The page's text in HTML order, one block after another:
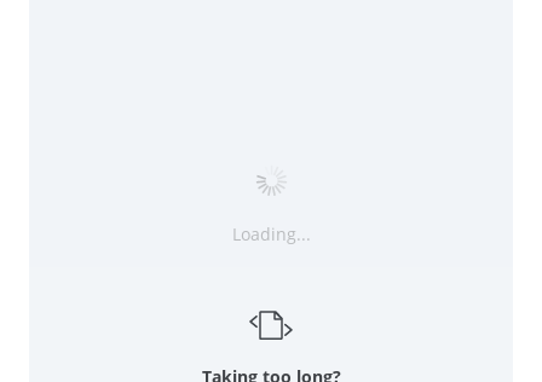
Loading...
Taking too long?